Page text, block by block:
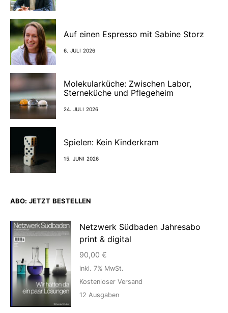
Auf einen Espresso mit Sabine Storz
6. JULI 2026
Molekularküche: Zwischen Labor,
Sterneküche und Pflegeheim
24. JULI 2026
Spielen: Kein Kinderkram
15. JUNI 2026
ABO: JETZT BESTELLEN
Netzwerk Südbaden Jahresabo
print & digital
90,00 €
inkl. 7% MwSt.
Kostenloser Versand
12 Ausgaben